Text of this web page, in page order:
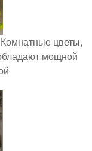
цветы,
мощной